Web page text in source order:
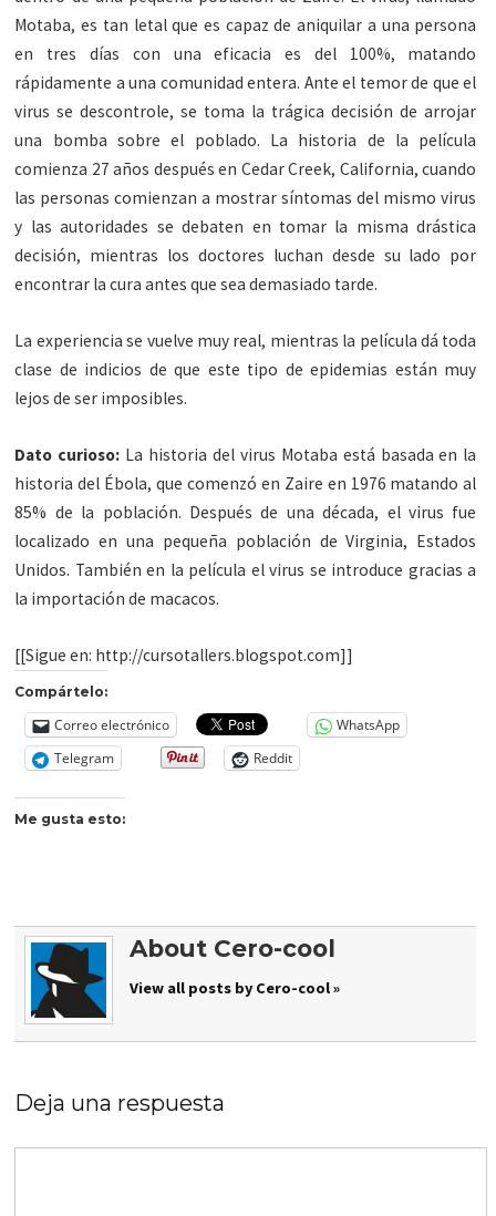
Motaba, es tan letal que es capaz de aniquilar a una persona
en tres días con una eficacia es del 100%, matando
rápidamente a una comunidad entera. Ante el temor de que el
virus se descontrole, se toma la trágica decisión de arrojar
una bomba sobre el poblado. La historia de la película
comienza 27 años después en Cedar Creek, California, cuando
las personas comienzan a mostrar síntomas del mismo virus
y las autoridades se debaten en tomar la misma drástica
decisión, mientras los doctores luchan desde su lado por
encontrar la cura antes que sea demasiado tarde.
La experiencia se vuelve muy real, mientras la película dá toda
clase de indicios de que este tipo de epidemias están muy
lejos de ser imposibles.
Dato curioso: La historia del virus Motaba está basada en la
historia del Ébola, que comenzó en Zaire en 1976 matando al
85% de la población. Después de una década, el virus fue
localizado en una pequeña población de Virginia, Estados
Unidos. También en la película el virus se introduce gracias a
la importación de macacos.
[[Sigue en: http://cursotallers.blogspot.com]]
Compártelo:
Correo electrónico
WhatsApp
Telegram
Reddit
Me gusta esto:
About Cero-cool
View all posts by Cero-cool »
Deja una respuesta